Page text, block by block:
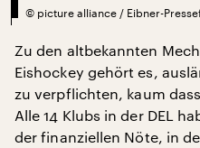
© picture alliance / Eibner-
Zu den altbekannten
Eishockey gehört es,
zu verpflichten, kaum
Alle 14 Klubs in der DEL
der finanziellen Nöte, in